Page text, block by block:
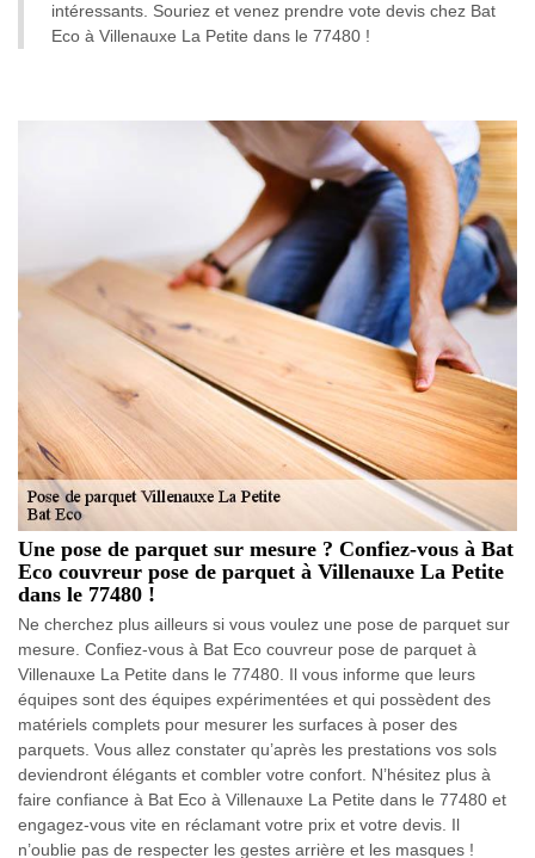
intéressants. Souriez et venez prendre vote devis chez Bat
Eco à Villenauxe La Petite dans le 77480 !
Une pose de parquet sur mesure ? Confiez-vous à Bat
Eco couvreur pose de parquet à Villenauxe La Petite
dans le 77480 !
Ne cherchez plus ailleurs si vous voulez une pose de parquet sur
mesure. Confiez-vous à Bat Eco couvreur pose de parquet à
Villenauxe La Petite dans le 77480. Il vous informe que leurs
équipes sont des équipes expérimentées et qui possèdent des
matériels complets pour mesurer les surfaces à poser des
parquets. Vous allez constater qu’après les prestations vos sols
deviendront élégants et combler votre confort. N’hésitez plus à
faire confiance à Bat Eco à Villenauxe La Petite dans le 77480 et
engagez-vous vite en réclamant votre prix et votre devis. Il
n’oublie pas de respecter les gestes arrière et les masques !